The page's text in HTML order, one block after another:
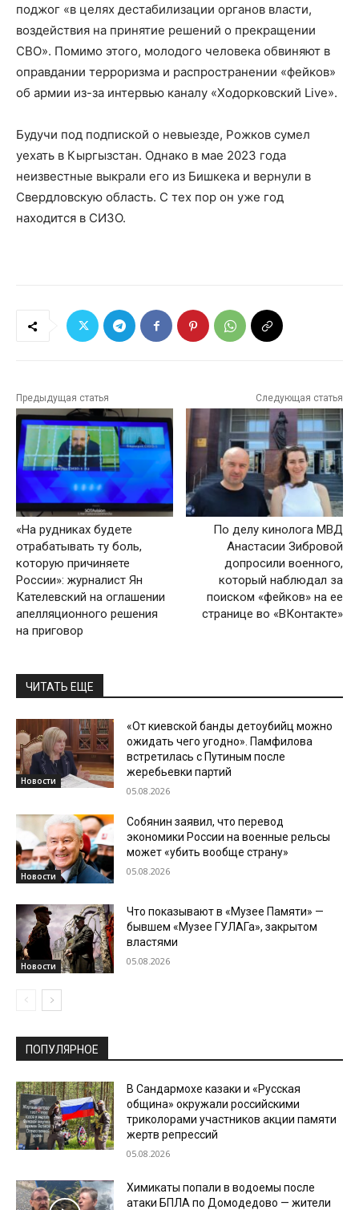
поджог «в целях дестабилизации органов власти,
воздействия на принятие решений о прекращении
СВО». Помимо этого, молодого человека обвиняют в
оправдании терроризма и распространении «фейков»
об армии из-за интервью каналу «Ходорковский Live».
Будучи под подпиской о невыезде, Рожков сумел
уехать в Кыргызстан. Однако в мае 2023 года
неизвестные выкрали его из Бишкека и вернули в
Свердловскую область. С тех пор он уже год
находится в СИЗО.
Предыдущая статья
«На рудниках будете
отрабатывать ту боль,
которую причиняете
России»: журналист Ян
Кателевский на оглашении
апелляционного решения
на приговор
Следующая статья
По делу кинолога МВД
Анастасии Зибровой
допросили военного,
который наблюдал за
поиском «фейков» на ее
странице во «ВКонтакте»
ЧИТАТЬ ЕЩЕ
Новости
«От киевской банды детоубийц можно
ожидать чего угодно». Памфилова
встретилась с Путиным после
жеребьевки партий
05.08.2026
Новости
Собянин заявил, что перевод
экономики России на военные рельсы
может «убить вообще страну»
05.08.2026
Новости
Что показывают в «Музее Памяти» —
бывшем «Музее ГУЛАГа», закрытом
властями
05.08.2026
ПОПУЛЯРНОЕ
В Сандармохе казаки и «Русская
община» окружали российскими
триколорами участников акции памяти
жертв репрессий
05.08.2026
Химикаты попали в водоемы после
атаки БПЛА по Домодедово — жители